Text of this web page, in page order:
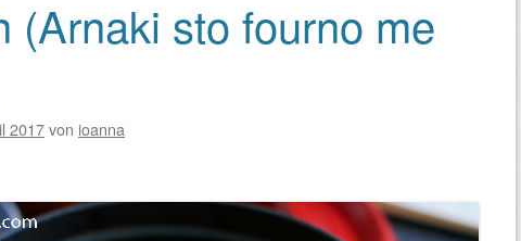
(Arnaki sto fourno me
2017von ioanna